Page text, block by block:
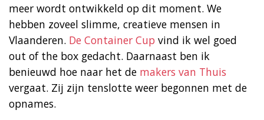
meer wordt ontwikkeld op dit moment. We
hebben zoveel slimme, creatieve mensen in
Vlaanderen. De Container Cup vind ik wel goed
out of the box gedacht. Daarnaast ben ik
benieuwd hoe naar het de makers van Thuis
vergaat. Zij zijn tenslotte weer begonnen met de
opnames.